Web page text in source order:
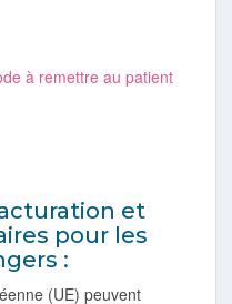
à remettre au patient
et
pour les
:
(UE) peuvent